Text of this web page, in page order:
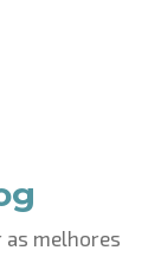
as melhores